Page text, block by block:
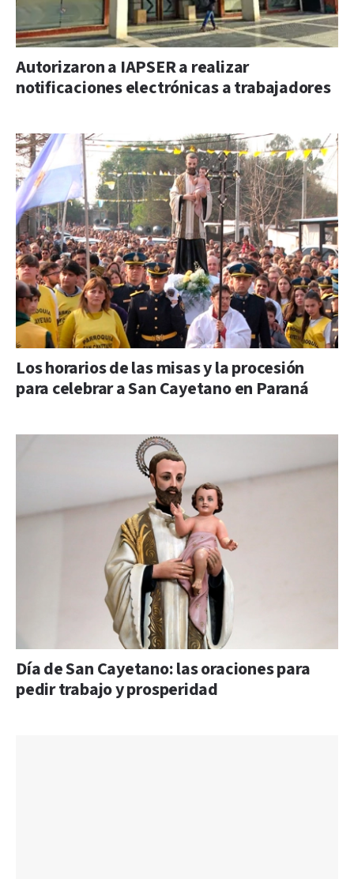
Autorizaron a IAPSER a realizar
notificaciones electrónicas a trabajadores
Los horarios de las misas y la procesión
para celebrar a San Cayetano en Paraná
Día de San Cayetano: las oraciones para
pedir trabajo y prosperidad